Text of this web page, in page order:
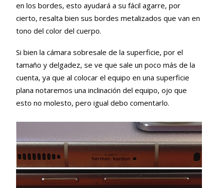
en los bordes, esto ayudará a su fácil agarre, por
cierto, resalta bien sus bordes metalizados que van en
tono del color del cuerpo.
Si bien la cámara sobresale de la superficie, por el
tamaño y delgadez, se ve que sale un poco más de la
cuenta, ya que al colocar el equipo en una superficie
plana notaremos una inclinación del equipo, ojo que
esto no molesto, pero igual debo comentarlo.